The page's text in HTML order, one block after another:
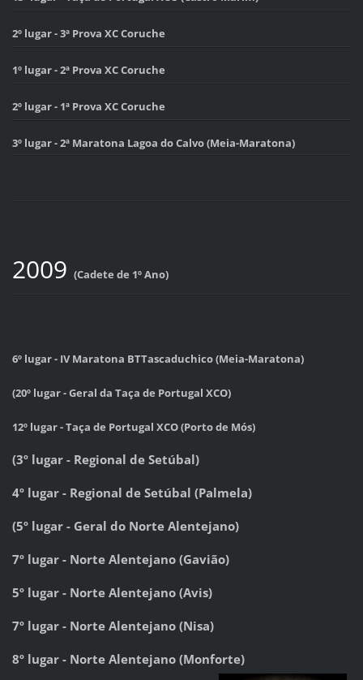
2º lugar - 3ª Prova XC Coruche
1º lugar - 2ª Prova XC Coruche
2º lugar - 1ª Prova XC Coruche
3º lugar - 2ª Maratona Lagoa do Calvo (Meia-Maratona)
2009 (Cadete de 1º Ano)
6º lugar - IV Maratona BTTascaduchico (Meia-Maratona)
(20º lugar - Geral da Taça de Portugal XCO)
12º lugar - Taça de Portugal XCO (Porto de Mós)
(3º lugar - Regional de Setúbal)
4º lugar - Regional de Setúbal (Palmela)
(5º lugar - Geral do Norte Alentejano)
7º lugar - Norte Alentejano (Gavião)
5º lugar - Norte Alentejano (Avis)
7º lugar - Norte Alentejano (Nisa)
8º lugar - Norte Alentejano (Monforte)